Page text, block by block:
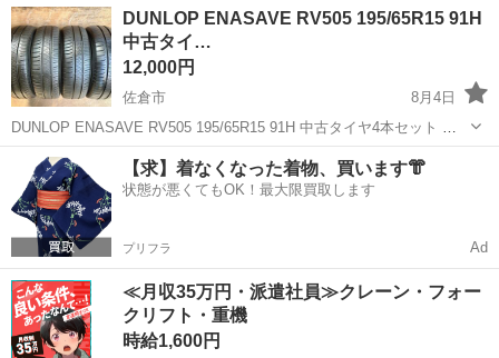
き、ご理解いただける方のみお問い合わせ、ご購入を...
千葉 佐倉市
DUNLOP ENASAVE RV505 195/65R15 91H
中古タイ…
12,000円
佐倉市
8月4日
DUNLOP ENASAVE RV505 195/65R15 91H 中古タイヤ4本セット 取
りに来ていただける方歓迎です！ ※注意事項を必ずご確認いただき、
ご理解いただける方のみお問い合わせ、ご購入をお願いいた...
千葉 タイヤ、ホイール
【求】着なくなった着物、買います👘
状態が悪くてもOK！最大限買取します
プリフラ Ad
≪月収35万円・派遣社員≫クレーン・フォー
クリフト・重機
時給1,600円